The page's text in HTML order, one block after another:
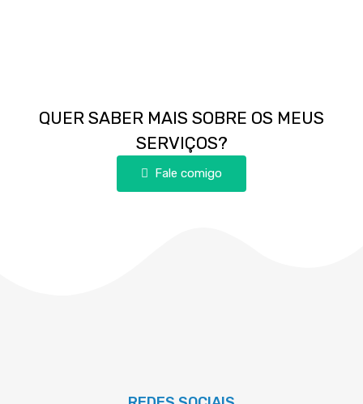
QUER SABER MAIS SOBRE OS MEUS
SERVIÇOS?
Fale comigo